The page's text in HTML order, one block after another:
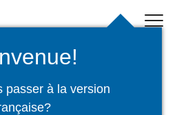
Suchenselect Loginmenu
passer à la version